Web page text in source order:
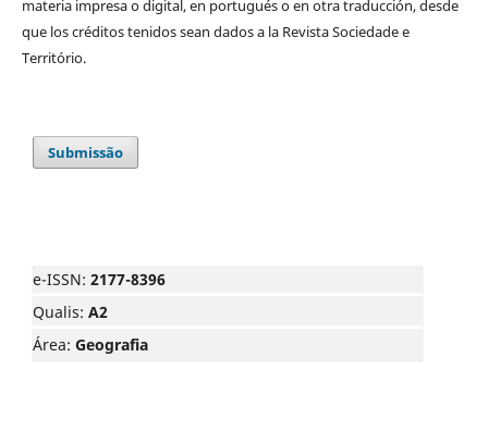
materia impresa o digital, en portugués o en otra traducción, desde
que los créditos tenidos sean dados a la Revista Sociedade e
Território.
Submissão
e-ISSN: 2177-8396
Qualis: A2
Área: Geografia